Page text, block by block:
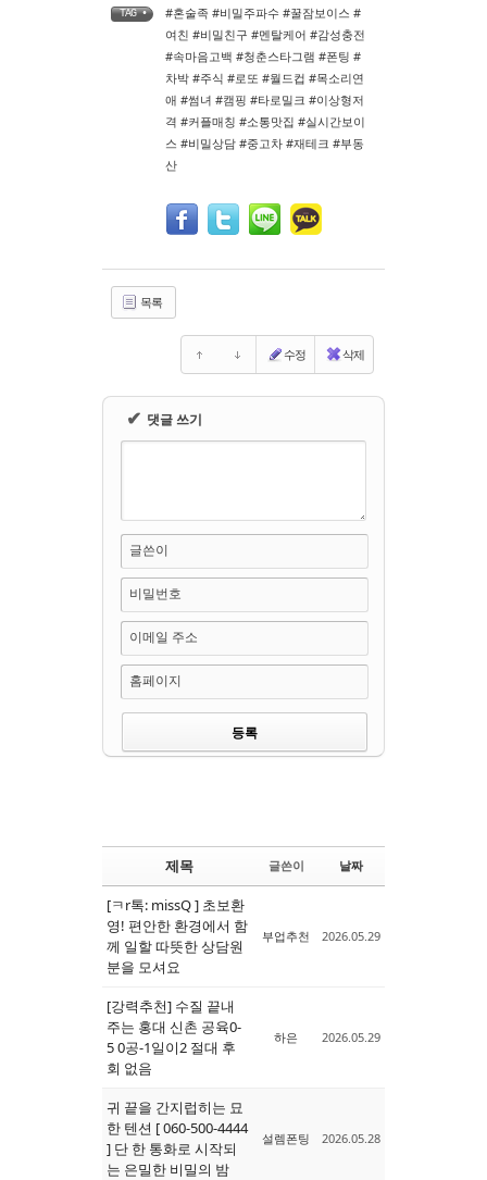
TAG •
#혼술족 #비밀주파수 #꿀잠보이스 #
여친 #비밀친구 #멘탈케어 #감성충전
#속마음고백 #청춘스타그램 #폰팅 #
차박 #주식 #로또 #월드컵 #목소리연
애 #썸녀 #캠핑 #타로밀크 #이상형저
격 #커플매칭 #소통맛집 #실시간보이
스 #비밀상담 #중고차 #재테크 #부동
산
목록
수정 삭제
✔ 댓글 쓰기
글쓴이
비밀번호
이메일 주소
홈페이지
제목 글쓴이 날짜
[ㅋr톡: missQ ] 초보환
영! 편안한 환경에서 함
께 일할 따뜻한 상담원
분을 모셔요
부업추천 2026.05.29
[강력추천] 수질 끝내
주는 홍대 신촌 공육0-
5 0공-1일이2 절대 후
회 없음
하은 2026.05.29
귀 끝을 간지럽히는 묘
한 텐션 [ 060-500-4444
] 단 한 통화로 시작되
는 은밀한 비밀의 밤
설렘폰팅 2026.05.28